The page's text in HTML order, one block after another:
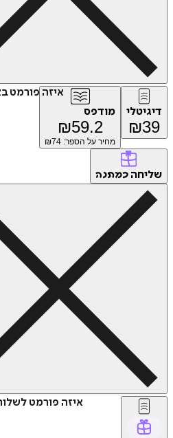
איזה פורמט
דיגיטלי
₪39
מודפס
₪59.2
מחיר על הספר: ₪ 74
שליחה כמתנה
איזה פורמט